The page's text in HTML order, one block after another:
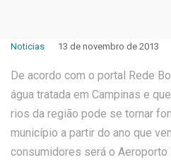
Noticias 13 de novembro de 2013
De acordo com o portal Rede
água tratada em Campinas e
rios da região pode se tornar
município a partir do ano que
consumidores será o Aeroporto